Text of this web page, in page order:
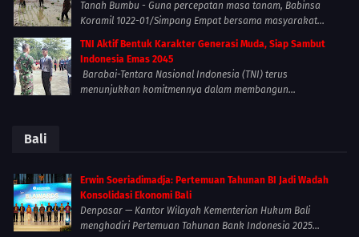
Tanah Bumbu - Guna percepatan masa tanam, Babinsa
Koramil 1022-01/Simpang Empat bersama masyarakat...
TNI Aktif Bentuk Karakter Generasi Muda, Siap Sambut
Indonesia Emas 2045
Barabai-Tentara Nasional Indonesia (TNI) terus
menunjukkan komitmennya dalam membangun...
Bali
Erwin Soeriadimadja: Pertemuan Tahunan BI Jadi Wadah
Konsolidasi Ekonomi Bali
Denpasar — Kantor Wilayah Kementerian Hukum Bali
menghadiri Pertemuan Tahunan Bank Indonesia 2025...